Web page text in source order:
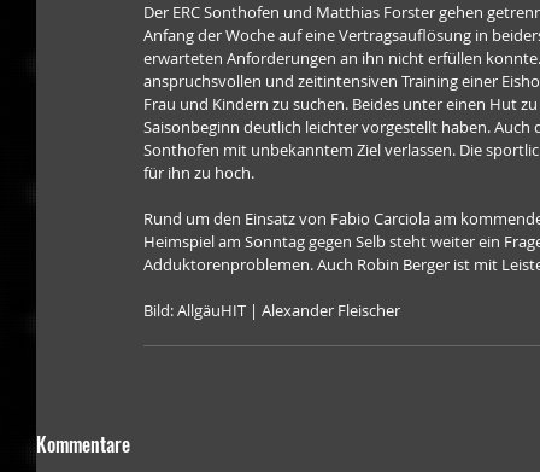
Der ERC Sonthofen und Matthias Forster gehen
Anfang der Woche auf eine Vertragsauflösung in
erwarteten Anforderungen an ihn nicht erfüllen
anspruchsvollen und zeitintensiven Training einer
Frau und Kindern zu suchen. Beides unter einen Hut
Saisonbeginn deutlich leichter vorgestellt haben.
Sonthofen mit unbekanntem Ziel verlassen. Die
für ihn zu hoch.
Rund um den Einsatz von Fabio Carciola am
Heimspiel am Sonntag gegen Selb steht weiter ein
Adduktorenproblemen. Auch Robin Berger ist mit
Bild: AllgäuHIT | Alexander Fleischer
Kommentare